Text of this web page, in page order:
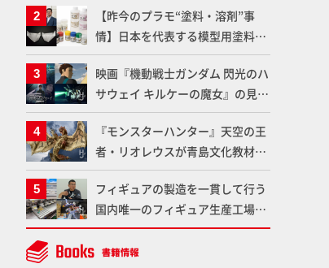
変形、劇中どおりのプロポーショ
ンを再現【機動戦士Zガンダム】
【昨今のプラモ“塗料・溶剤”事
情】日本を代表する模型用塗料
「Mr.カラー」やツールメーカー
である「GSIクレオス」が語るラ
ッカー塗料の未来とは？
映画『機動戦士ガンダム 閃光のハ
サウェイ キルケーの魔女』の見放
題配信が8月31日（月）よりスタ
ート！Prime Videoで国内独占配
信
『モンスターハンター』天空の王
者・リオレウスが青島文化教材社
「PLAfig.」にラインナップ！原
型・蟹蟲修造氏の彩色作例で超ハ
イディテールかつ躍動感に満ちた
造形をチェック
フィギュアの製造を一貫して行う
国内唯一のフィギュア生産工場グ
ッドスマイルカンパニーの楽月・
望月工場に突撃！谷本工場長への